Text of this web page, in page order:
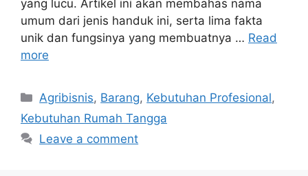
yang lucu. Artikel ini akan membahas nama
umum dari jenis handuk ini, serta lima fakta
unik dan fungsinya yang membuatnya … Read
more
Categories
Agribisnis, Barang, Kebutuhan Profesional,
Kebutuhan Rumah Tangga
Leave a comment